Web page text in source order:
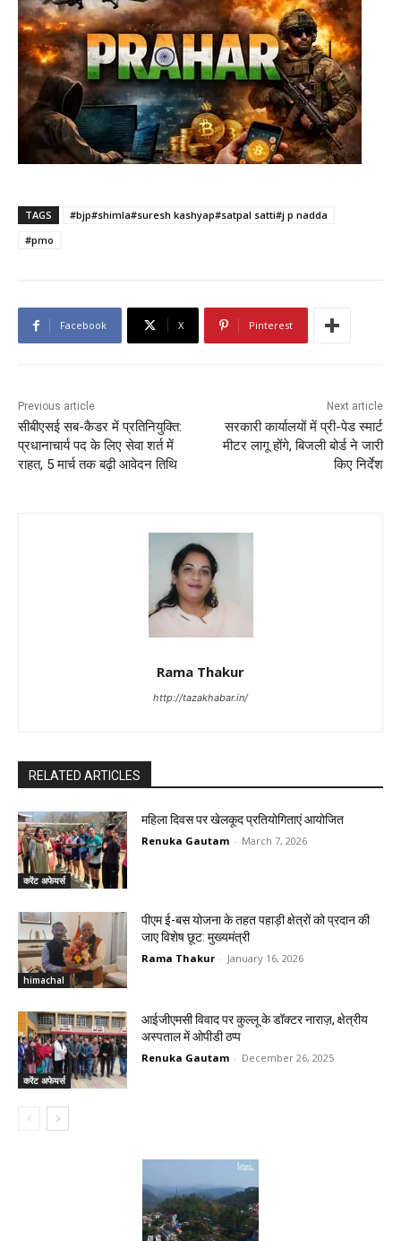
TAGS
#bjp#shimla#suresh kashyap#satpal satti#j p nadda
#pmo
Facebook X Pinterest
Previous article
सीबीएसई सब-कैडर में प्रतिनियुक्ति:
प्रधानाचार्य पद के लिए सेवा शर्त में
राहत, 5 मार्च तक बढ़ी आवेदन तिथि
Next article
सरकारी कार्यालयों में प्री-पेड स्मार्ट
मीटर लागू होंगे, बिजली बोर्ड ने जारी
किए निर्देश
Rama Thakur
http://tazakhabar.in/
RELATED ARTICLES
करेंट अफेयर्स
महिला दिवस पर खेलकूद प्रतियोगिताएं आयोजित
Renuka Gautam - March 7, 2026
himachal
पीएम ई-बस योजना के तहत पहाड़ी क्षेत्रों को प्रदान की
जाए विशेष छूट: मुख्यमंत्री
Rama Thakur - January 16, 2026
करेंट अफेयर्स
आईजीएमसी विवाद पर कुल्लू के डॉक्टर नाराज़, क्षेत्रीय
अस्पताल में ओपीडी ठप्प
Renuka Gautam - December 26, 2025